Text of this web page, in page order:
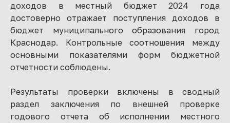
доходов в местный бюджет 2024 года
достоверно отражает поступления доходов в
бюджет муниципального образования город
Краснодар. Контрольные соотношения между
основными показателями форм бюджетной
отчетности соблюдены.
Результаты проверки включены в сводный
раздел заключения по внешней проверке
годового отчета об исполнении местного